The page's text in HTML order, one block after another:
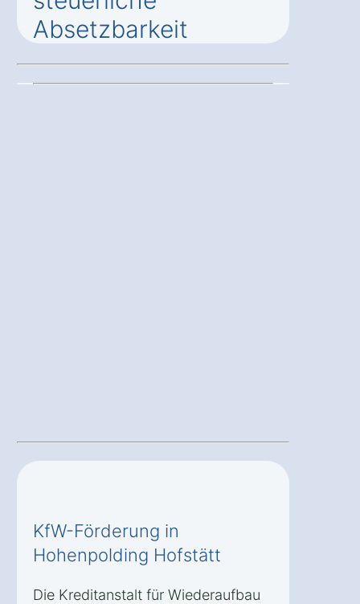
Absetzbarkeit
KfW-Förderung in
Hohenpolding Hofstätt
Die Kreditanstalt für Wiederaufbau